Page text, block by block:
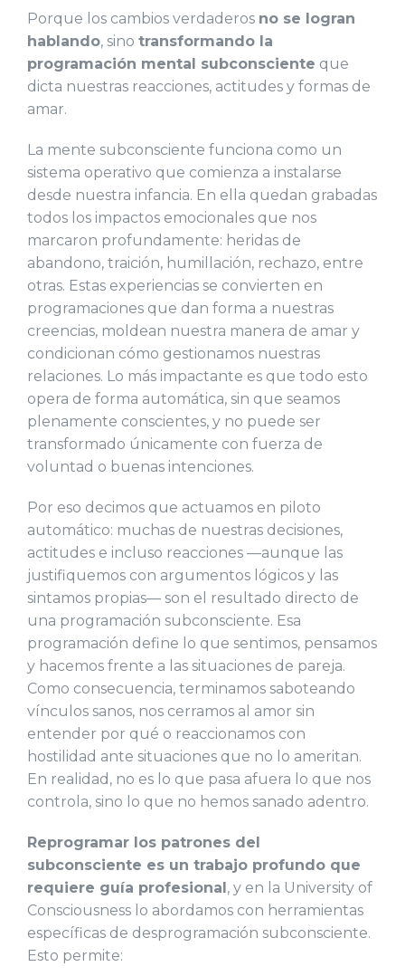
Porque los cambios verdaderos no se logran
hablando, sino transformando la
programación mental subconsciente que
dicta nuestras reacciones, actitudes y formas de
amar.
La mente subconsciente funciona como un
sistema operativo que comienza a instalarse
desde nuestra infancia. En ella quedan grabadas
todos los impactos emocionales que nos
marcaron profundamente: heridas de
abandono, traición, humillación, rechazo, entre
otras. Estas experiencias se convierten en
programaciones que dan forma a nuestras
creencias, moldean nuestra manera de amar y
condicionan cómo gestionamos nuestras
relaciones. Lo más impactante es que todo esto
opera de forma automática, sin que seamos
plenamente conscientes, y no puede ser
transformado únicamente con fuerza de
voluntad o buenas intenciones.
Por eso decimos que actuamos en piloto
automático: muchas de nuestras decisiones,
actitudes e incluso reacciones —aunque las
justifiquemos con argumentos lógicos y las
sintamos propias— son el resultado directo de
una programación subconsciente. Esa
programación define lo que sentimos, pensamos
y hacemos frente a las situaciones de pareja.
Como consecuencia, terminamos saboteando
vínculos sanos, nos cerramos al amor sin
entender por qué o reaccionamos con
hostilidad ante situaciones que no lo ameritan.
En realidad, no es lo que pasa afuera lo que nos
controla, sino lo que no hemos sanado adentro.
Reprogramar los patrones del
subconsciente es un trabajo profundo que
requiere guía profesional, y en la University of
Consciousness lo abordamos con herramientas
específicas de desprogramación subconsciente.
Esto permite: